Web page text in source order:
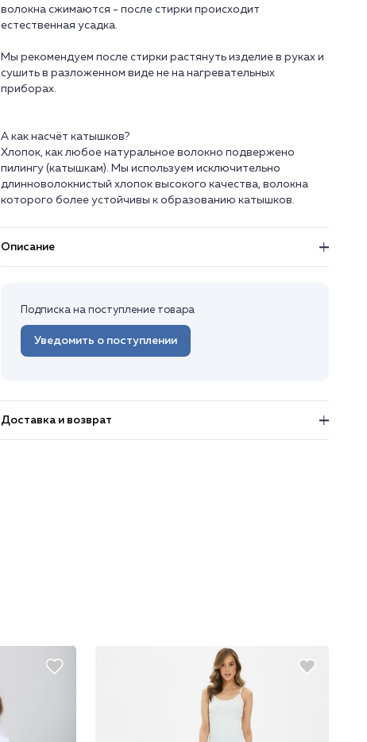
волокна сжимаются - после стирки происходит
естественная усадка.
Мы рекомендуем после стирки растянуть изделие в руках и
сушить в разложенном виде не на нагревательных
приборах.
А как насчёт катышков?
Хлопок, как любое натуральное волокно подвержено
пилингу (катышкам). Мы используем исключительно
длинноволокнистый хлопок высокого качества, волокна
Описание
Подписка на поступление товара
Уведомить о поступлении
Доставка и возврат